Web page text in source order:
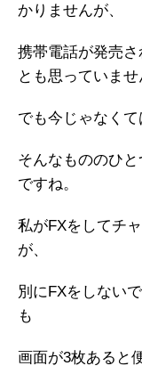
かりませんが、
携帯電話が発売
とも思っていませ
でも今じゃなくて
そんなもののひ
ですね。
私がFXをしてチ
が、
別にFXをしない
も
画面が3枚あると